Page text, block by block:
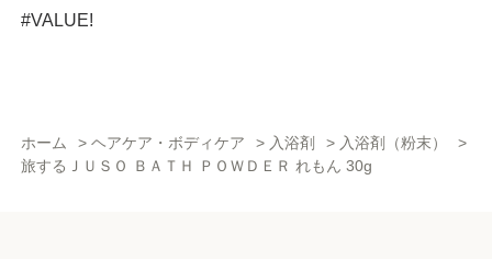
#VALUE!
ホーム >ヘアケア・ボディケア > 入浴剤 > 入浴剤（粉末）
>
旅するＪＵＳＯ ＢＡＴＨ ＰＯＷＤＥＲ れもん 30g